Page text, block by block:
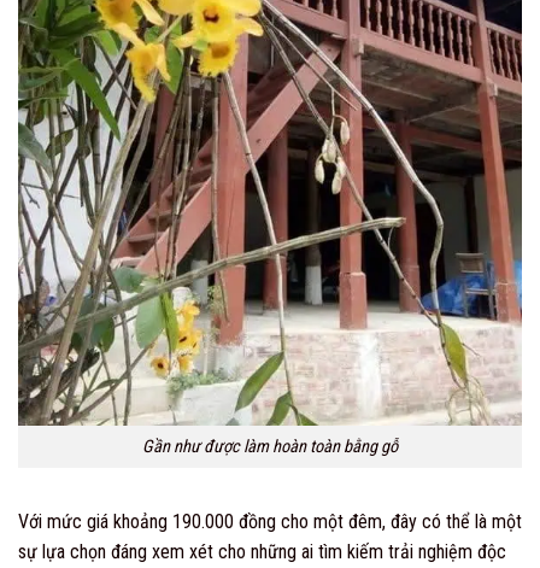
Gần như được làm hoàn toàn bằng gỗ
Với mức giá khoảng 190.000 đồng cho một đêm, đây có thể là một
sự lựa chọn đáng xem xét cho những ai tìm kiếm trải nghiệm độc